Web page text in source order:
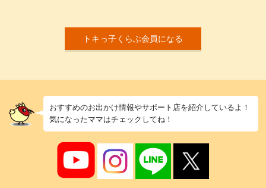
トキっ子くらぶ会員になる
おすすめのお出かけ情報やサポート店を紹介しているよ！
気になったママはチェックしてね！